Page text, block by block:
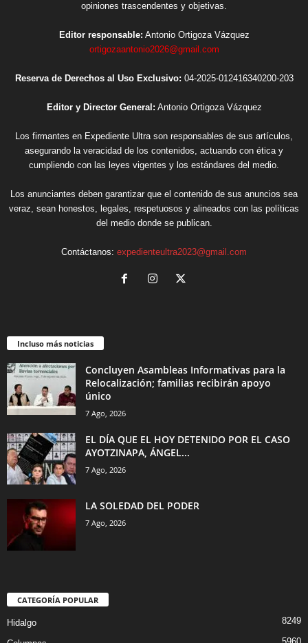
opiniones trascendentes y objetivas.
Editor responsable: Antonio Ortigoza Vázquez
ortigozaantonio2026@gmail.com
Reserva de Derechos al Uso Exclusivo: 04-2025-012416340200-203
Editor y Director General: Antonio Ortigoza Vázquez
Los firmantes en Expediente Ultra son responsables de sus artículos,
asegurando la veracidad de los contenidos, actuando con ética y
cumpliendo con las leyes vigentes y los estándares del medio.
Los anunciantes deben garantizar que el contenido de sus anuncios sea
veraz, sean honestos, legales, respetuosos y alineados con las políticas
del medio donde se publican.
Contáctanos: expedienteultra2023@gmail.com
Incluso más noticias
Concluyen Asambleas Informativas para la
Relocalización; familias recibirán apoyo
único
7 Ago, 2026
EL DÍA QUE EL HOY DETENIDO POR EL CASO
AYOTZINAPA, ÁNGEL...
7 Ago, 2026
LA SOLEDAD DEL PODER
7 Ago, 2026
CATEGORÍA POPULAR
Hidalgo 8249